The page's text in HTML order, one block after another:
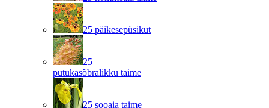
25 päikesepüsikut
25
putukasõbralikku taime
25 sooaia taime